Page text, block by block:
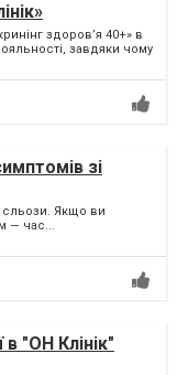
здоровʼя 40+» в
завдяки чому
зі
сльози. Якщо ви
— час...
в "ОН Клінік"